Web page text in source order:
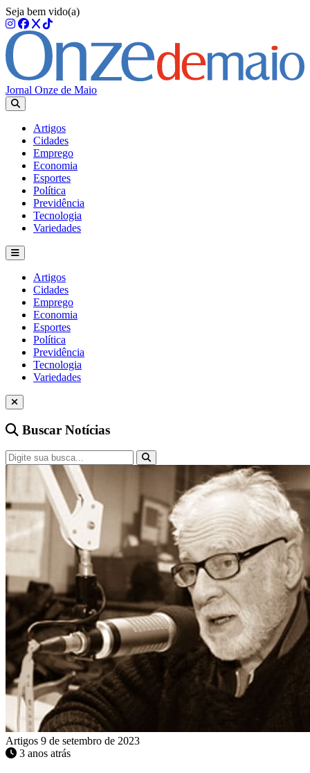
Seja bem vido(a)
Jornal Onze de Maio
Artigos
Cidades
Emprego
Economia
Esportes
Política
Previdência
Tecnologia
Variedades
Artigos
Cidades
Emprego
Economia
Esportes
Política
Previdência
Tecnologia
Variedades
Buscar Notícias
Artigos 9 de setembro de 2023
3 anos atrás